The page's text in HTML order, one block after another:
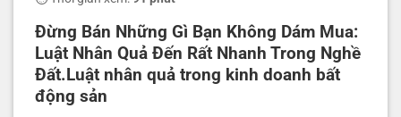
Đừng Bán Những Gì Bạn Không Dám Mua:
Luật Nhân Quả Đến Rất Nhanh Trong Nghề
Đất.Luật nhân quả trong kinh doanh bất
động sản